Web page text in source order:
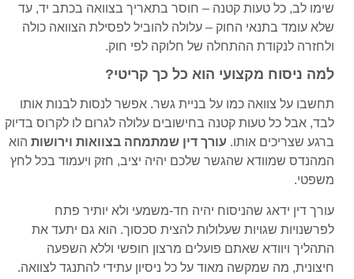
שימו לב, כל טעות קטנה – חוסר בתאריך בצוואה בכתב יד, עד
שלא עומד בתנאי החוק – עלולה להוביל לפסילת הצוואה כולה
ולחזרה לנקודת ההתחלה של חלוקה לפי חוק.
למה ניסוח מקצועי הוא כל כך קריטי?
תחשבו על צוואה כמו על בניית גשר. אפשר לנסות לבנות אותו
לבד, אבל כל טעות קטנה בחישובים עלולה לגרום לו לקרוס בדיוק
ברגע שצריכים אותו. עורך דין שמתמחה בצוואות וירושות הוא
המהנדס שמוודא שהגשר שלכם יהיה יציב, חזק ויעמוד בכל לחץ
משפטי.
עורך דין ידאג שהניסוח יהיה חד-משמעי ולא יותיר פתח
לפרשנויות שגויות שעלולות להצית סכסוך. הוא גם יתעד את
התהליך ויוודא שאתם פועלים מרצון חופשי וללא השפעה
חיצונית, מה שמקשה מאוד על כל ניסיון עתידי להתנגד לצוואה.